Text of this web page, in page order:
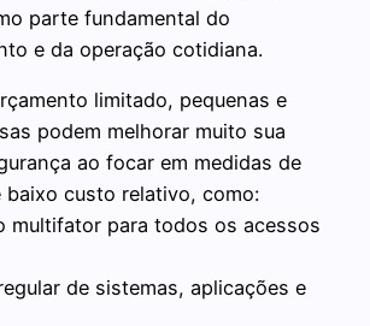
parte fundamental do
e da operação cotidiana.
limitado, pequenas e
podem melhorar muito sua
ao focar em medidas de
baixo custo relativo, como:
multifator para todos os acessos
de sistemas, aplicações e